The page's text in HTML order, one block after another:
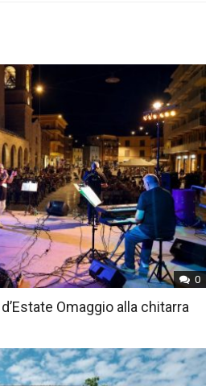
0
Omaggio alla chitarra